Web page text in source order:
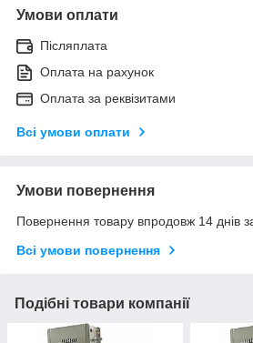
Умови оплати
Післяплата
Оплата на рахунок
Оплата за реквізитами
Всі умови оплати
Умови повернення
Повернення товару впродовж 14 днів
Всі умови повернення
Подібні товари компанії